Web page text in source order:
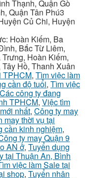
Thạnh, Quận Gò
Quận Tân Phú3
Củ Chi, Huyện
Hoàn Kiếm, Ba
Bắc Từ Liêm,
Hoàn Kiếm,
Hồ, Thanh Xuân
TPHCM, Tìm việc làm
cần độ tuổi, Tìm việc
Các công ty đang
TPHCM, Việc tìm
nhất, Công ty may
may thời vụ tại
cần kinh nghiệm,
ty may Quận 9
AN ở, Tuyển dụng
tại Thuận An, Bình
việc làm Sale tại
shop, Tuyển nhân